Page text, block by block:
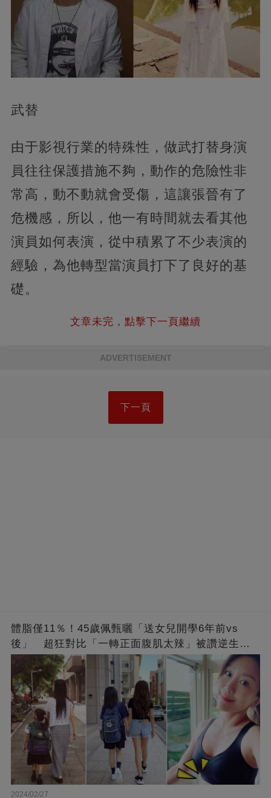
武替
由于影視行業的特殊性，做武打替身演
員往往保護措施不夠，動作的危險性非
常高，動不動就會受傷，這讓張晉有了
危機感，所以，他一有時間就去看其他
演員如何表演，從中積累了不少表演的
經驗，為他轉型當演員打下了良好的基
礎。
文章未完，點擊下一頁繼續
ADVERTISEMENT
下一頁
體脂僅11％！45歲佩甄曬「送女兒開學6年前vs
後」 超狂對比「一轉正面腹肌太辣」被讚逆生
長：媽媽變姊姊❤
2024/02/27